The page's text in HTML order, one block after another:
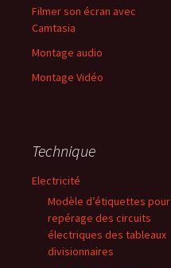
Filmer son écran avec
Camtasia
Montage audio
Montage Vidéo
Technique
Electricité
Modèle d’étiquettes pour
repérage des circuits
électriques des tableaux
divisionnaires